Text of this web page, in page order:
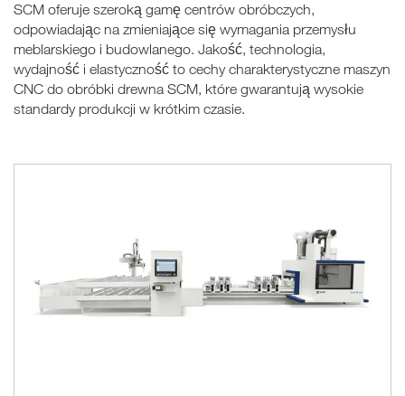
SCM oferuje szeroką gamę centrów obróbczych,
odpowiadając na zmieniające się wymagania przemysłu
meblarskiego i budowlanego. Jakość, technologia,
wydajność i elastyczność to cechy charakterystyczne maszyn
CNC do obróbki drewna SCM, które gwarantują wysokie
standardy produkcji w krótkim czasie.